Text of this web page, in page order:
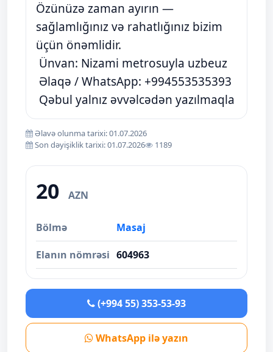
Özünüzə zaman ayırın —
sağlamlığınız və rahatlığınız bizim
üçün önəmlidir.
Ünvan: Nizami metrosuyla uzbeuz
Əlaqə / WhatsApp: +994553535393
Qəbul yalnız əvvəlcədən yazılmaqla
Əlavə olunma tarixi: 01.07.2026
Son dəyişiklik tarixi: 01.07.2026
1189
20 AZN
Bölmə Masaj
Elanın nömrəsi 604963
(+994 55) 353-53-93
WhatsApp ilə yazın